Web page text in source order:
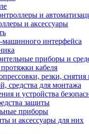
и
и аксессуары
машинного интерфейса
приборы и
кабеля
резки, снятия
средства для монтажа
и устройства
защиты
приборы
и аксессуары для них